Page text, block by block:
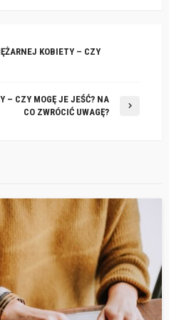
KOBIETY – CZY
– CZY MOGĘ JE JEŚĆ? NA
CO ZWRÓCIĆ UWAGĘ?